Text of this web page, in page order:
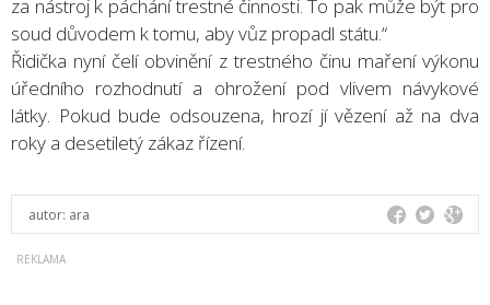
za nástroj k páchání trestné činnosti. To pak může být pro
soud důvodem k tomu, aby vůz propadl státu.“
Řidička nyní čelí obvinění z trestného činu maření výkonu
úředního rozhodnutí a ohrožení pod vlivem návykové
látky. Pokud bude odsouzena, hrozí jí vězení až na dva
roky a desetiletý zákaz řízení.
autor: ara